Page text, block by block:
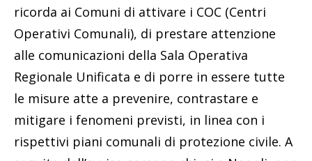
ricorda ai Comuni di attivare i COC (Centri
Operativi Comunali), di prestare attenzione
alle comunicazioni della Sala Operativa
Regionale Unificata e di porre in essere tutte
le misure atte a prevenire, contrastare e
mitigare i fenomeni previsti, in linea con i
rispettivi piani comunali di protezione civile. A